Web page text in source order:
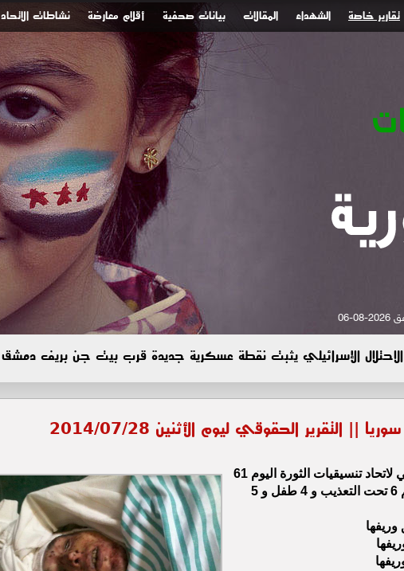
تقارير خاصة الشهداء المقالات بيانات صحفية أقلام معارضة نشاطات الاتحاد
الاحتلال الإسرائيلي يثبت نقطة عسكرية جديدة قرب بيت جن بريف دمشق
- وثق المكتب الحقوقي لاتحاد تنسيقيات الثورة اليوم 61
بينهم 6 تحت التعذيب و 4 طفل و 5